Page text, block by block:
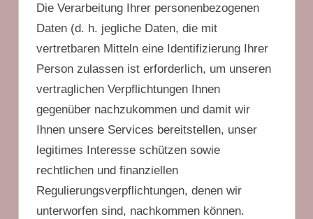
Die Verarbeitung Ihrer personenbezogenen
Daten (d. h. jegliche Daten, die mit
vertretbaren Mitteln eine Identifizierung Ihrer
Person zulassen ist erforderlich, um unseren
vertraglichen Verpflichtungen Ihnen
gegenüber nachzukommen und damit wir
Ihnen unsere Services bereitstellen, unser
legitimes Interesse schützen sowie
rechtlichen und finanziellen
Regulierungsverpflichtungen, denen wir
unterworfen sind, nachkommen können.